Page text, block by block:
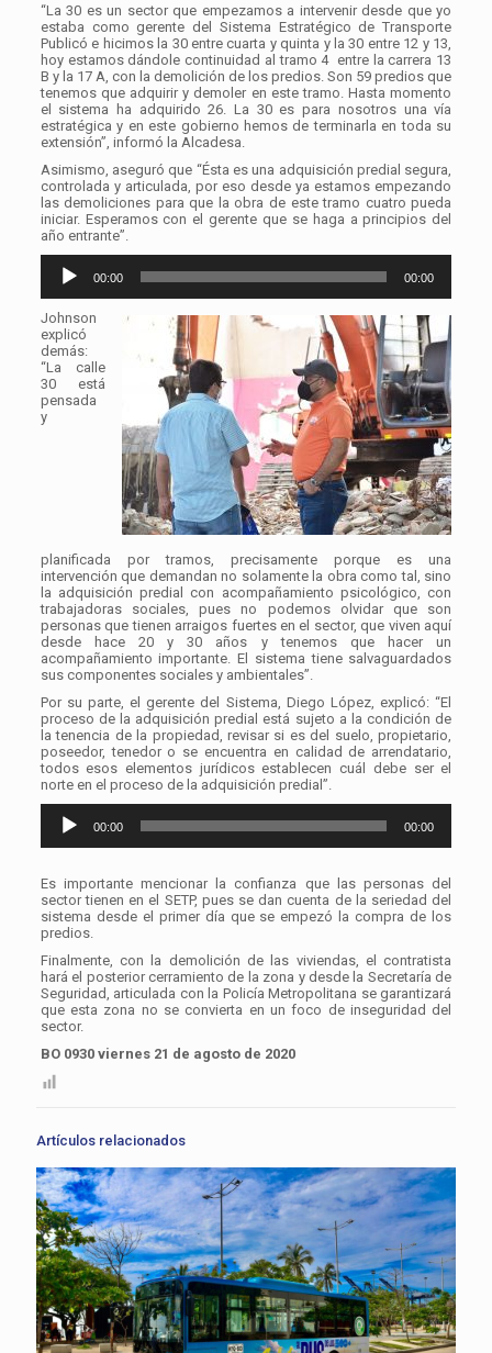
“La 30 es un sector que empezamos a intervenir desde que yo
estaba como gerente del Sistema Estratégico de Transporte
Publicó e hicimos la 30 entre cuarta y quinta y la 30 entre 12 y 13,
hoy estamos dándole continuidad al tramo 4 entre la carrera 13
B y la 17 A, con la demolición de los predios. Son 59 predios que
tenemos que adquirir y demoler en este tramo. Hasta momento
el sistema ha adquirido 26. La 30 es para nosotros una vía
estratégica y en este gobierno hemos de terminarla en toda su
extensión”, informó la Alcadesa.
Asimismo, aseguró que “Ésta es una adquisición predial segura,
controlada y articulada, por eso desde ya estamos empezando
las demoliciones para que la obra de este tramo cuatro pueda
iniciar. Esperamos con el gerente que se haga a principios del
año entrante”.
Reproductor
00:00 00:00
Johnson
explicó
demás:
“La calle
30 está
pensada
y
planificada por tramos, precisamente porque es una
intervención que demandan no solamente la obra como tal, sino
la adquisición predial con acompañamiento psicológico, con
trabajadoras sociales, pues no podemos olvidar que son
personas que tienen arraigos fuertes en el sector, que viven aquí
desde hace 20 y 30 años y tenemos que hacer un
acompañamiento importante. El sistema tiene salvaguardados
sus componentes sociales y ambientales”.
Por su parte, el gerente del Sistema, Diego López, explicó: “El
proceso de la adquisición predial está sujeto a la condición de
la tenencia de la propiedad, revisar si es del suelo, propietario,
poseedor, tenedor o se encuentra en calidad de arrendatario,
todos esos elementos jurídicos establecen cuál debe ser el
norte en el proceso de la adquisición predial”.
Reproductor
00:00 00:00
Es importante mencionar la confianza que las personas del
sector tienen en el SETP, pues se dan cuenta de la seriedad del
sistema desde el primer día que se empezó la compra de los
predios.
Finalmente, con la demolición de las viviendas, el contratista
hará el posterior cerramiento de la zona y desde la Secretaría de
Seguridad, articulada con la Policía Metropolitana se garantizará
que esta zona no se convierta en un foco de inseguridad del
sector.
BO 0930 viernes 21 de agosto de 2020
Artículos relacionados